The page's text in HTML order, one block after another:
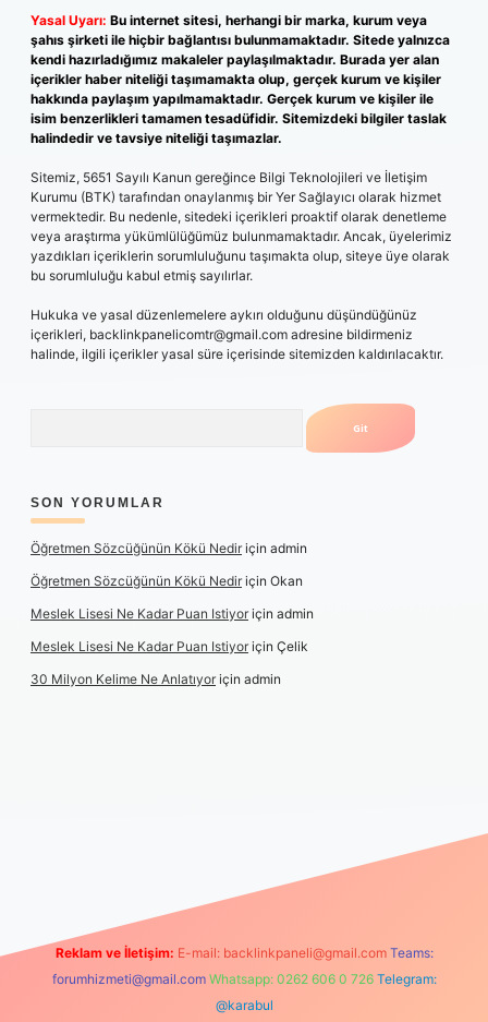
Yasal Uyarı: Bu internet sitesi, herhangi bir marka, kurum veya
şahıs şirketi ile hiçbir bağlantısı bulunmamaktadır. Sitede yalnızca
kendi hazırladığımız makaleler paylaşılmaktadır. Burada yer alan
içerikler haber niteliği taşımamakta olup, gerçek kurum ve kişiler
hakkında paylaşım yapılmamaktadır. Gerçek kurum ve kişiler ile
isim benzerlikleri tamamen tesadüfidir. Sitemizdeki bilgiler taslak
halindedir ve tavsiye niteliği taşımazlar.
Sitemiz, 5651 Sayılı Kanun gereğince Bilgi Teknolojileri ve İletişim
Kurumu (BTK) tarafından onaylanmış bir Yer Sağlayıcı olarak hizmet
vermektedir. Bu nedenle, sitedeki içerikleri proaktif olarak denetleme
veya araştırma yükümlülüğümüz bulunmamaktadır. Ancak, üyelerimiz
yazdıkları içeriklerin sorumluluğunu taşımakta olup, siteye üye olarak
bu sorumluluğu kabul etmiş sayılırlar.
Hukuka ve yasal düzenlemelere aykırı olduğunu düşündüğünüz
içerikleri, backlinkpanelicomtr@gmail.com adresine bildirmeniz
halinde, ilgili içerikler yasal süre içerisinde sitemizden kaldırılacaktır.
SON YORUMLAR
Öğretmen Sözcüğünün Kökü Nediriçin admin
Öğretmen Sözcüğünün Kökü Nediriçin Okan
Meslek Lisesi Ne Kadar Puan Istiyoriçin admin
Meslek Lisesi Ne Kadar Puan Istiyoriçin Çelik
30 Milyon Kelime Ne Anlatıyoriçin admin
Reklam ve İletişim: E-mail: backlinkpaneli@gmail.com Teams:
forumhizmeti@gmail.com Whatsapp: 0262 606 0 726 Telegram:
@karabul